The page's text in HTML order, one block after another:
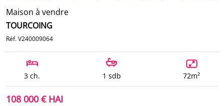
Maison à vendre
TOURCOING
Réf. V240009064
3 ch. 1 sdb 72m²
108 000 € HAI